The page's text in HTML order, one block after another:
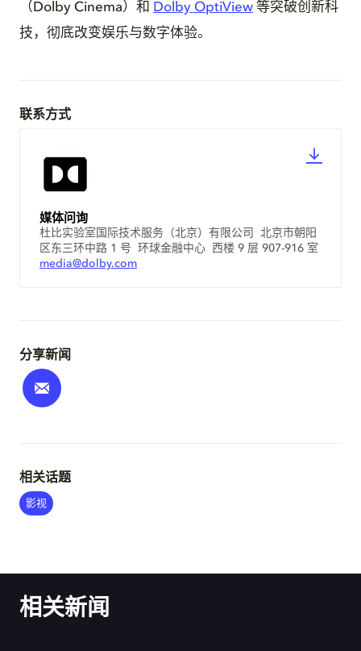
（Dolby Cinema）和 Dolby OptiView 等突破创新科
技，彻底改变娱乐与数字体验。
联系方式
媒体问询
杜比实验室国际技术服务（北京）有限公司 北京市朝阳
区东三环中路 1 号 环球金融中心 西楼 9 层 907-916 室
media@dolby.com
分享新闻
相关话题
影视
相关新闻